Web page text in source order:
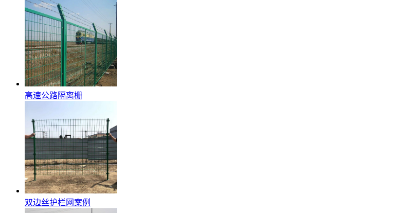
高速公路隔离栅
双边丝护栏网案例